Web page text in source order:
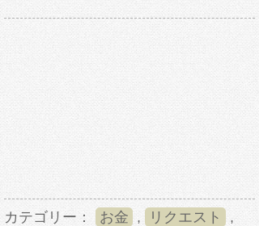
カテゴリー： お金 , リクエスト ,